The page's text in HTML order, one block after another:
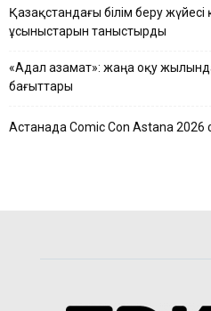
Қазақстандағы білім беру
ұсыныстарын таныстырды
«Адал азамат»: жаңа оқу
бағыттары
Астанада Comic Con Astana 2026